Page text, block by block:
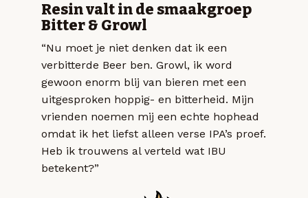
Resin valt in de smaakgroep
Bitter & Growl
“Nu moet je niet denken dat ik een
verbitterde Beer ben. Growl, ik word
gewoon enorm blij van bieren met een
uitgesproken hoppig- en bitterheid. Mijn
vrienden noemen mij een echte hophead
omdat ik het liefst alleen verse IPA’s proef.
Heb ik trouwens al verteld wat IBU
betekent?”